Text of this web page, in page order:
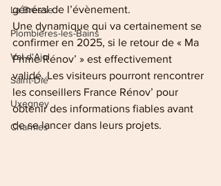
La Bresse
Plombières-les-Bains
Val-d'Ajol
Saint-Dié
Uxegney
Charmes
général de l’évènement.
Une dynamique qui va certainement se
confirmer en 2025, si le retour de « Ma
Prime Rénov’ » est effectivement
validé. Les visiteurs pourront rencontrer
les conseillers France Rénov’ pour
obtenir des informations fiables avant
de se lancer dans leurs projets.